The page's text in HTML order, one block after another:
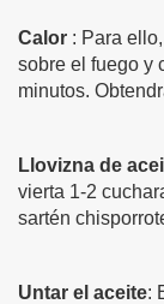
Calor : Para
sobre el fuego y
minutos.
Llovizna de
vierta 1-2
sartén
Untar el aceite: